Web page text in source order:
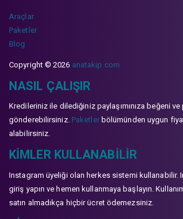
Araçlar
Paketler
Blog
Copyright © 2026 anatakip.com
NASIL ÇALIŞIR
Kredileriniz ile dilediğiniz paylaşımınıza beğeni
gönderebilirsiniz. Paketlerbölümünden uygun
alabilirsiniz.
KIMLER KULLANABILIR
Instagram üyeliği olan herkes sistemi kullanabilir.
giriş yapın ve hemen kullanmaya başlayın.
satın almadıkça hiçbir ücret ödemezsiniz.